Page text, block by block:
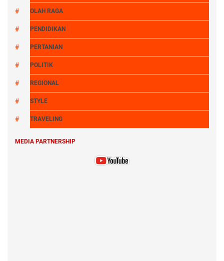
OLAH RAGA
PENDIDIKAN
PERTANIAN
POLITIK
REGIONAL
STYLE
TRAVELING
MEDIA PARTNERSHIP